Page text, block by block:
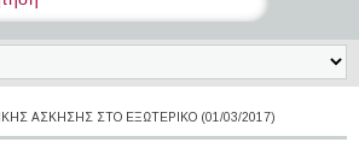
ΆΣΚΗΣΗΣ ΣΤΟ ΕΞΩΤΕΡΙΚΌ (01/03/2017)